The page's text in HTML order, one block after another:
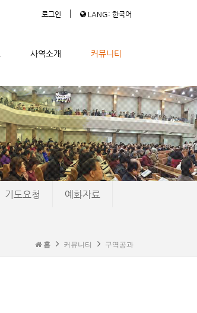
로그인 | LANG: 한국어
사역소개 커뮤니티
기도요청 예화자료
홈 커뮤니티 구역공과